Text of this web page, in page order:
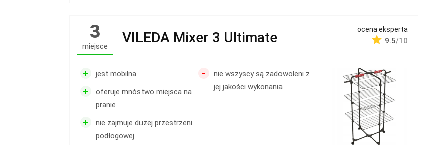
3
miejsce
VILEDA Mixer 3 Ultimate ocena eksperta
9.5/10
+ jest mobilna
+
oferuje mnóstwo miejsca na
pranie
+
nie zajmuje dużej przestrzeni
podłogowej
-
nie wszyscy są zadowoleni z
jej jakości wykonania